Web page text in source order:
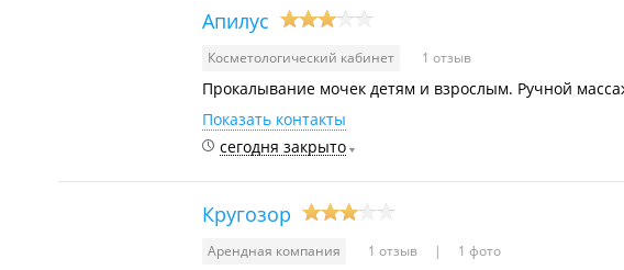
Апилус
Косметологический кабинет 1 отзыв
Прокалывание мочек детям и взрослым. Ручной
Показать контакты
сегодня закрыто
Кругозор
Арендная компания 1 отзыв 1 фото